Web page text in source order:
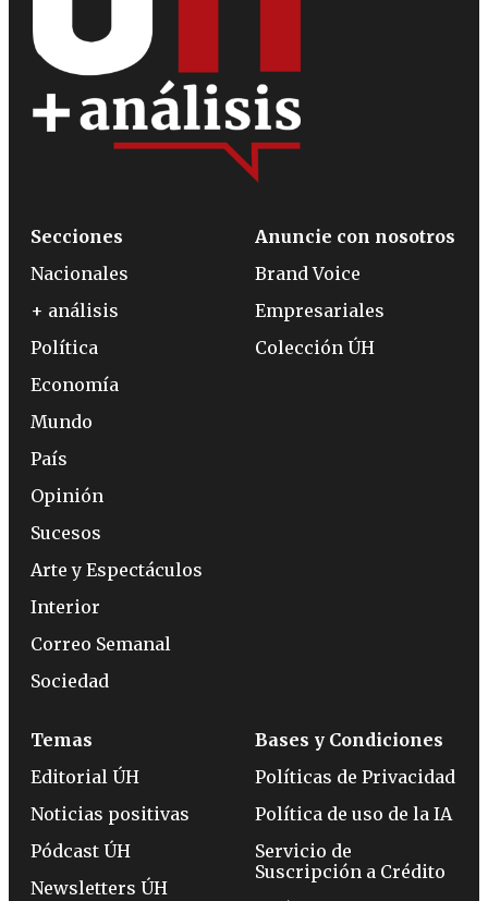
Secciones
Nacionales
+ análisis
Política
Economía
Mundo
País
Opinión
Sucesos
Arte y Espectáculos
Interior
Correo Semanal
Sociedad
Anuncie con nosotros
Brand Voice
Empresariales
Colección ÚH
Temas
Editorial ÚH
Noticias positivas
Pódcast ÚH
Newsletters ÚH
Bases y Condiciones
Políticas de Privacidad
Política de uso de la IA
Servicio de
Suscripción a Crédito